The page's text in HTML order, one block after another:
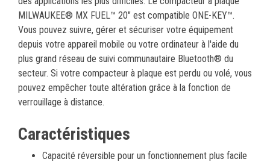
MILWAUKEE® MX FUEL™ 20" est compatible ONE-KEY™.
Vous pouvez suivre, gérer et sécuriser votre équipement
depuis votre appareil mobile ou votre ordinateur à l'aide du
plus grand réseau de suivi communautaire Bluetooth® du
secteur. Si votre compacteur à plaque est perdu ou volé, vous
pouvez empêcher toute altération grâce à la fonction de
verrouillage à distance.
Caractéristiques
Capacité réversible pour un fonctionnement plus facile